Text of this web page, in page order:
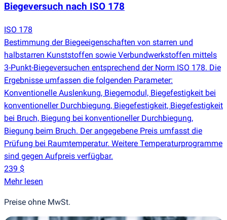
Biegeversuch nach ISO 178
ISO 178
Bestimmung der Biegeeigenschaften von starren und
halbstarren Kunststoffen sowie Verbundwerkstoffen mittels
3-Punkt-Biegeversuchen entsprechend der Norm ISO 178. Die
Ergebnisse umfassen die folgenden Parameter:
Konventionelle Auslenkung, Biegemodul, Biegefestigkeit bei
konventioneller Durchbiegung, Biegefestigkeit, Biegefestigkeit
bei Bruch, Biegung bei konventioneller Durchbiegung,
Biegung beim Bruch. Der angegebene Preis umfasst die
Prüfung bei Raumtemperatur. Weitere Temperaturprogramme
sind gegen Aufpreis verfügbar.
239 $
Mehr lesen
Preise ohne MwSt.